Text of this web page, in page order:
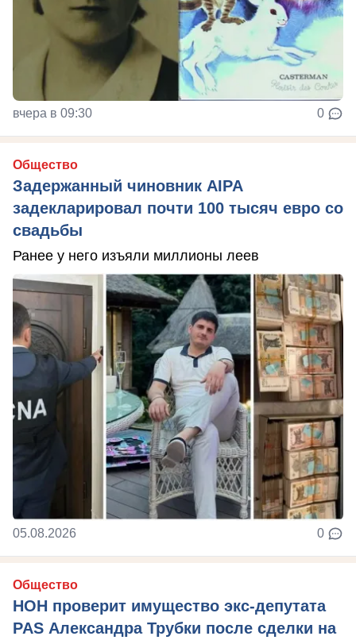
вчера в 09:30 0
Общество
Задержанный чиновник AIPA
задекларировал почти 100 тысяч евро со
свадьбы
Ранее у него изъяли миллионы леев
05.08.2026 0
Общество
НОН проверит имущество экс-депутата
PAS Александра Трубки после сделки на